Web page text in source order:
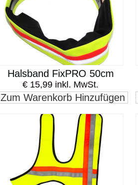
Halsband FixPRO 50cm
€ 15,99 inkl. MwSt.
Zum Warenkorb Hinzufügen